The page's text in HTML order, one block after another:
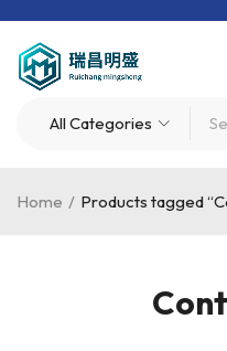
Home / Products tagged